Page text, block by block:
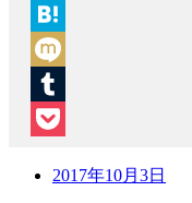
Line
Hatena
Mixi
Tumblr
2017年10月3日